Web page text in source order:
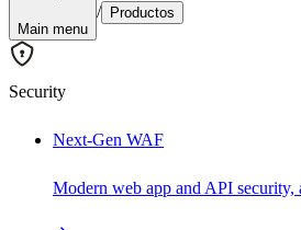
Main menu
/ Productos
Security
Next-Gen WAF
Modern web app and API security,